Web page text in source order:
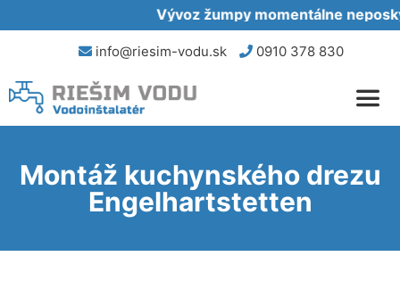
Vývoz žumpy momentálne
info@riesim-vodu.sk 0910 378 830
Montáž kuchynského drezu
Engelhartstetten